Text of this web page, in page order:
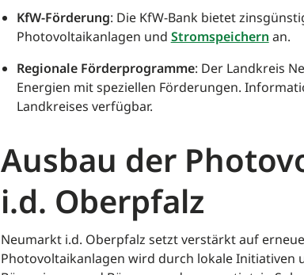
KfW-Förderung: Die KfW-Bank bietet
Photovoltaikanlagen undStromspeichernan.
Regionale Förderprogramme: Der Landkreis
Energien mit speziellen Förderungen.
Landkreises verfügbar.
Ausbau der
i.d. Oberpfalz
Neumarkt i.d. Oberpfalz setzt verstärkt auf
Photovoltaikanlagen wird durch lokale